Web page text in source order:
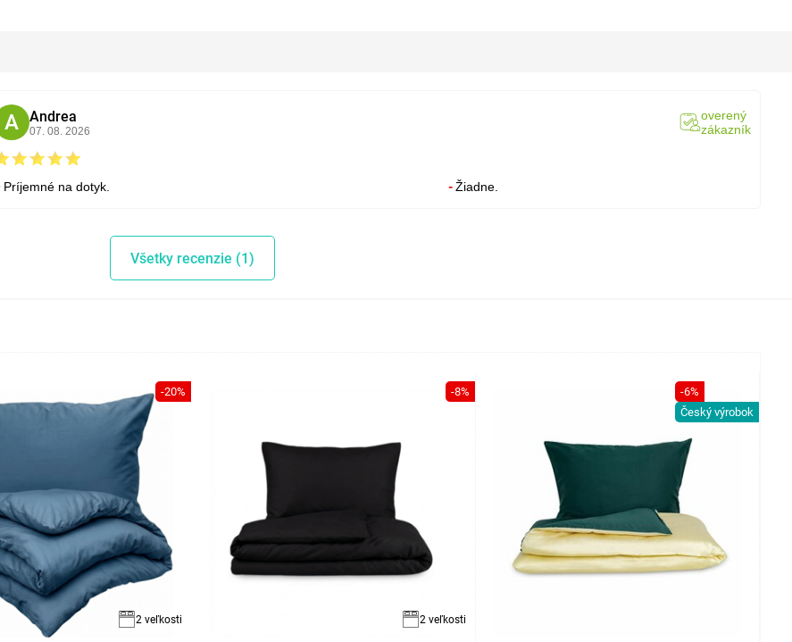
A Andrea
07. 08. 2026
overený
zákazník
Príjemné na dotyk. Žiadne.
Všetky recenzie (1)
-20%
2 veľkosti
-8%
2 veľkosti
-6%
Český výrobok